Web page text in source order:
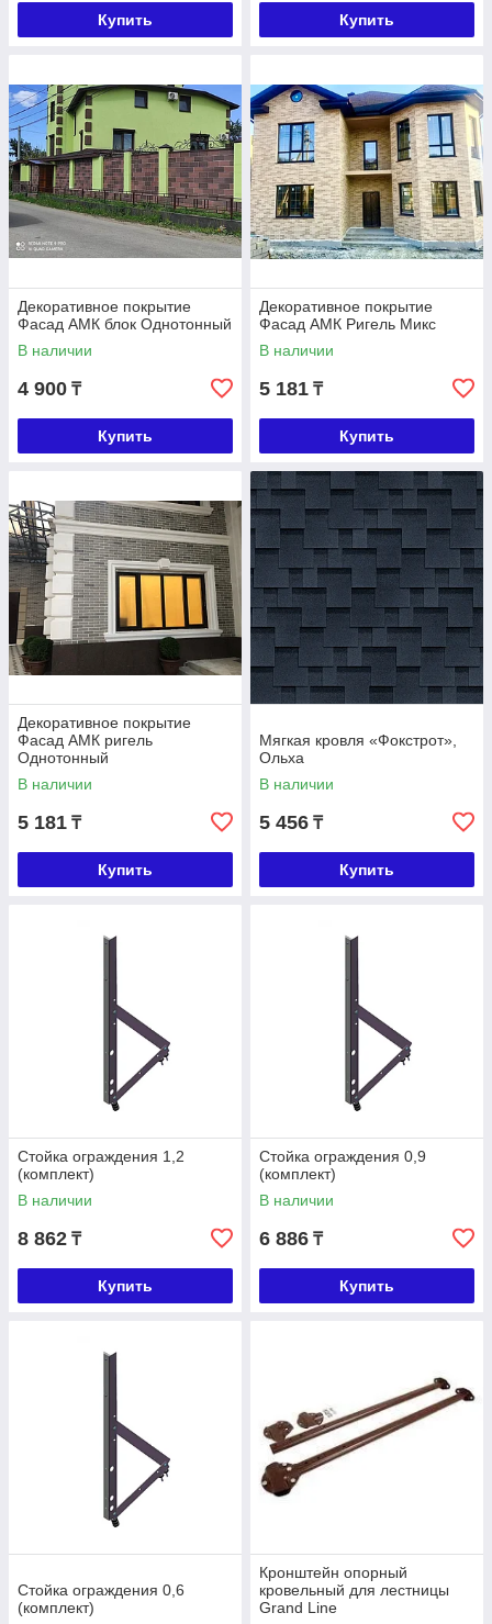
Купить Купить
Декоративное покрытие
Фасад АМК блок Однотонный
В наличии
4 900 ₸
Купить
Декоративное покрытие
Фасад АМК Ригель Микс
В наличии
5 181 ₸
Купить
Декоративное покрытие
Фасад АМК ригель
Однотонный
В наличии
5 181 ₸
Купить
Мягкая кровля «Фокстрот»,
Ольха
В наличии
5 456 ₸
Купить
Стойка ограждения 1,2
(комплект)
В наличии
8 862 ₸
Купить
Стойка ограждения 0,9
(комплект)
В наличии
6 886 ₸
Купить
Стойка ограждения 0,6
(комплект)
Кронштейн опорный
кровельный для лестницы
Grand Line